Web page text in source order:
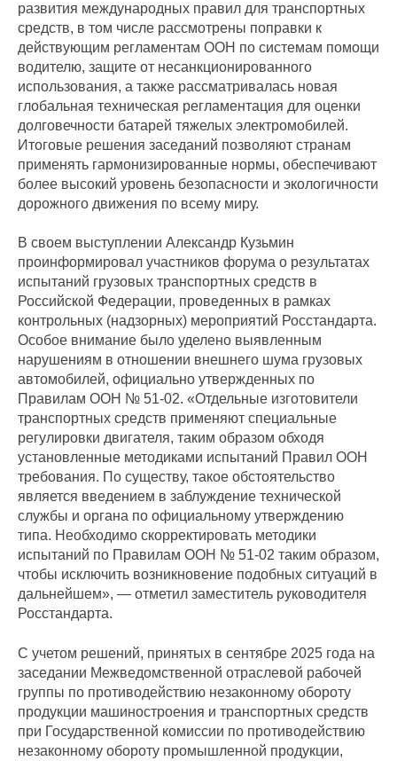
развития международных правил для транспортных
средств, в том числе рассмотрены поправки к
действующим регламентам ООН по системам помощи
водителю, защите от несанкционированного
использования, а также рассматривалась новая
глобальная техническая регламентация для оценки
долговечности батарей тяжелых электромобилей.
Итоговые решения заседаний позволяют странам
применять гармонизированные нормы, обеспечивают
более высокий уровень безопасности и экологичности
дорожного движения по всему миру.
В своем выступлении Александр Кузьмин
проинформировал участников форума о результатах
испытаний грузовых транспортных средств в
Российской Федерации, проведенных в рамках
контрольных (надзорных) мероприятий Росстандарта.
Особое внимание было уделено выявленным
нарушениям в отношении внешнего шума грузовых
автомобилей, официально утвержденных по
Правилам ООН № 51-02. «Отдельные изготовители
транспортных средств применяют специальные
регулировки двигателя, таким образом обходя
установленные методиками испытаний Правил ООН
требования. По существу, такое обстоятельство
является введением в заблуждение технической
службы и органа по официальному утверждению
типа. Необходимо скорректировать методики
испытаний по Правилам ООН № 51-02 таким образом,
чтобы исключить возникновение подобных ситуаций в
дальнейшем», — отметил заместитель руководителя
Росстандарта.
С учетом решений, принятых в сентябре 2025 года на
заседании Межведомственной отраслевой рабочей
группы по противодействию незаконному обороту
продукции машиностроения и транспортных средств
при Государственной комиссии по противодействию
незаконному обороту промышленной продукции,